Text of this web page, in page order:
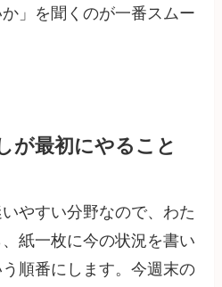
か」を聞くのが一番スムー
が最初にやること
やすい分野なので、わた
紙一枚に今の状況を書い
順番にします。今週末の